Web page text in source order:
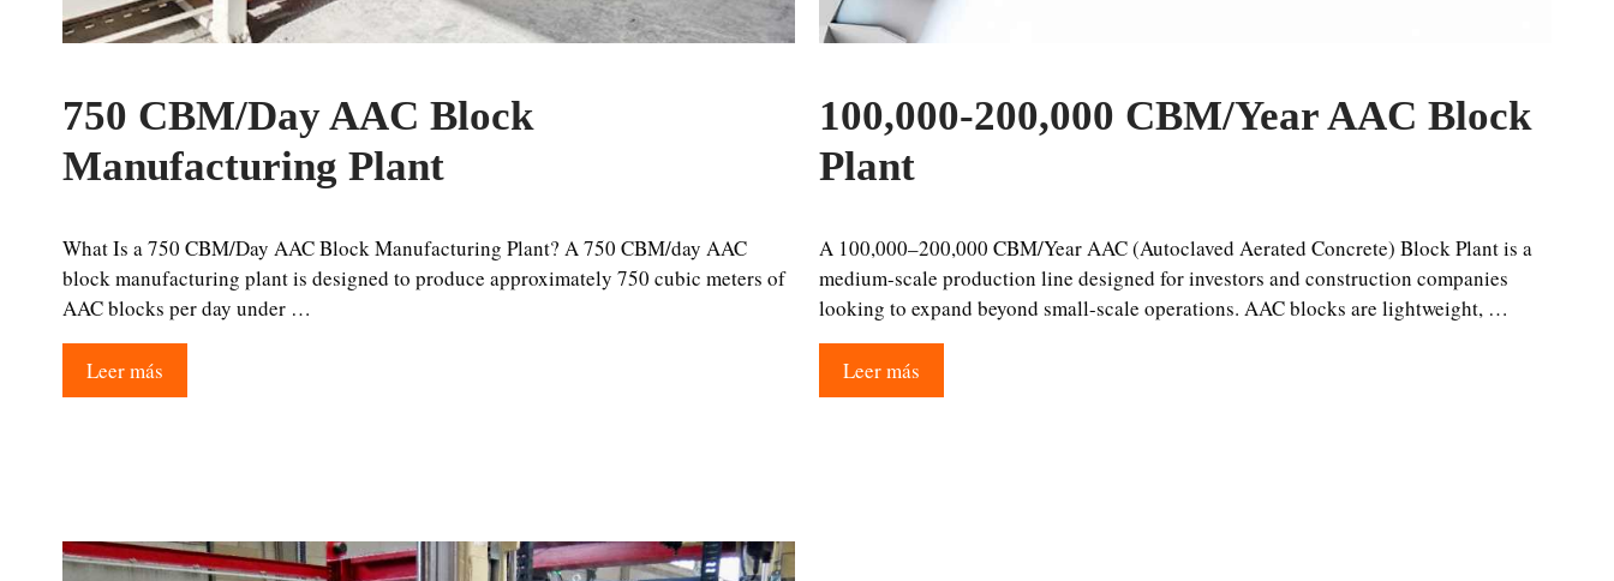
750 CBM/Day AAC Block
Manufacturing Plant
What Is a 750 CBM/Day AAC Block Manufacturing Plant? A 750 CBM/day AAC
block manufacturing plant is designed to produce approximately 750 cubic meters of
AAC blocks per day under …
Leer más
100,000-200,000 CBM/Year AAC Block
Plant
A 100,000–200,000 CBM/Year AAC (Autoclaved Aerated Concrete) Block Plant is a
medium-scale production line designed for investors and construction companies
looking to expand beyond small-scale operations. AAC blocks are lightweight, …
Leer más